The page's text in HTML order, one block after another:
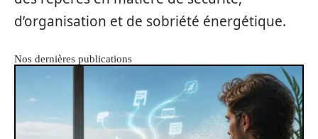
d’organisation et de sobriété énergétique.
Nos dernières publications